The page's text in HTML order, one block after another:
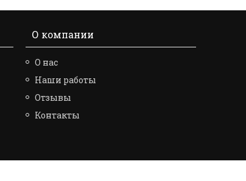
О компании
О нас
Наши работы
Отзывы
Контакты